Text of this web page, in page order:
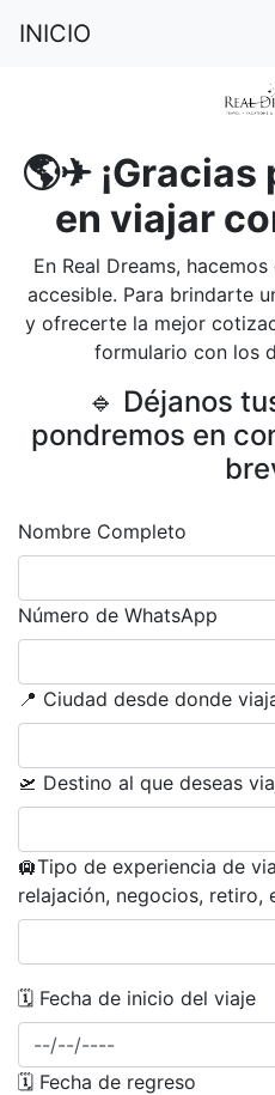
INICIO
🌎✈
en viajar
En Real Dreams,
accesible. Para brindarte
y ofrecerte la mejor
formulario con los
🔹 Déjanos
pondremos en
Nombre Completo
Número de WhatsApp
📍 Ciudad desde donde
🛫 Destino al que deseas
🛄Tipo de experiencia de
relajación, negocios, retiro,
🗓 Fecha de inicio del viaje
🗓 Fecha de regreso